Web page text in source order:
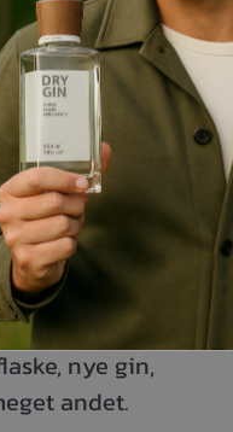
andre
opdateringer på
nye gin,
andet.